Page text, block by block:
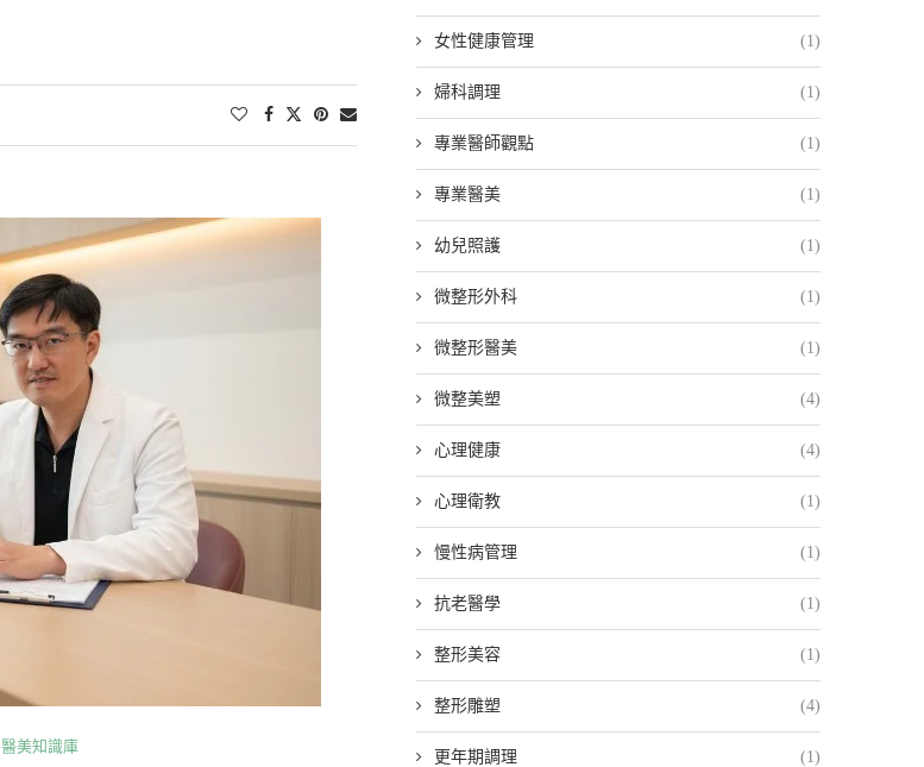
醫美知識庫
女性健康管理 (1)
婦科調理 (1)
專業醫師觀點 (1)
專業醫美 (1)
幼兒照護 (1)
微整形外科 (1)
微整形醫美 (1)
微整美塑 (4)
心理健康 (4)
心理衛教 (1)
慢性病管理 (1)
抗老醫學 (1)
整形美容 (1)
整形雕塑 (4)
更年期調理 (1)